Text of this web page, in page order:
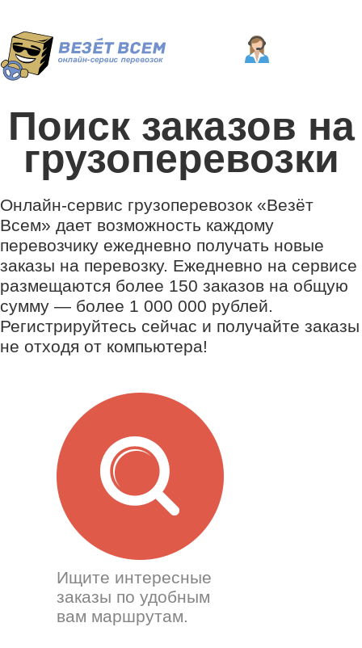
Поиск заказов на
грузоперевозки
Онлайн-сервис грузоперевозок «Везёт
Всем» дает возможность каждому
перевозчику ежедневно получать новые
заказы на перевозку. Ежедневно на сервисе
размещаются более 150 заказов на общую
сумму — более 1 000 000 рублей.
Регистрируйтесь сейчас и получайте заказы
не отходя от компьютера!
Ищите интересные
заказы по удобным
вам маршрутам.